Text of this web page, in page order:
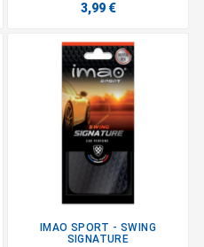
3,99 €
IMAO SPORT - SWING
SIGNATURE